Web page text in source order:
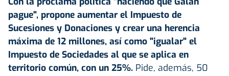
pague", propone aumentar el Impuesto de
Sucesiones y Donaciones y crear una herencia
máxima de 12 millones, así como "igualar" el
Impuesto de Sociedades al que se aplica en
territorio común, con un 25%. Pide, además, 50